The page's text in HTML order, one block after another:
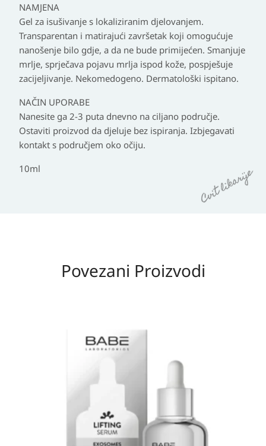
NAMJENA
Gel za isušivanje s lokaliziranim djelovanjem.
Transparentan i matirajući završetak koji omogućuje
nanošenje bilo gdje, a da ne bude primijećen. Smanjuje
mrlje, sprječava pojavu mrlja ispod kože, pospješuje
zacijeljivanje. Nekomedogeno. Dermatološki ispitano.
NAČIN UPORABE
Nanesite ga 2-3 puta dnevno na ciljano područje.
Ostaviti proizvod da djeluje bez ispiranja. Izbjegavati
kontakt s područjem oko očiju.
10ml
Povezani Proizvodi